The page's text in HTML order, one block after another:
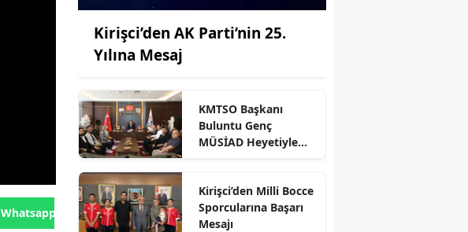
Whatsapp'tan Gönder
Kirişci’den AK Parti’nin 25.
Yılına Mesaj
KMTSO Başkanı
Buluntu Genç
MÜSİAD Heyetiyle
Kirişci’den Milli Bocce
Sporcularına Başarı
Mesajı